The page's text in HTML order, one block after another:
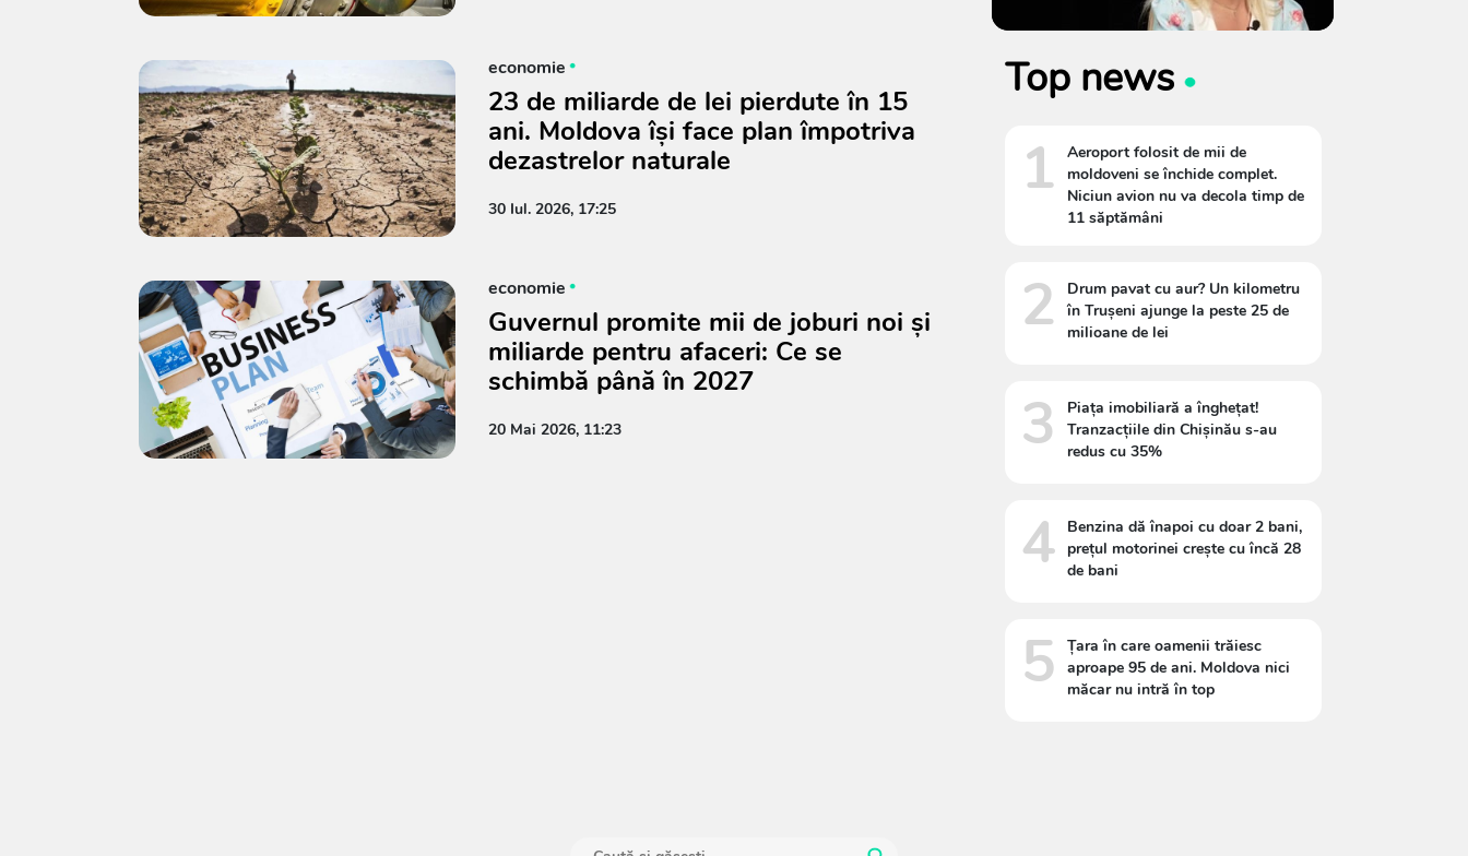
economie
23 de miliarde de lei pierdute în 15
ani. Moldova își face plan împotriva
dezastrelor naturale
30 Iul. 2026, 17:25
economie
Guvernul promite mii de joburi noi și
miliarde pentru afaceri: Ce se
schimbă până în 2027
20 Mai 2026, 11:23
Top news
1
Aeroport folosit de mii de
moldoveni se închide complet.
Niciun avion nu va decola timp de
11 săptămâni
2
Drum pavat cu aur? Un kilometru
în Trușeni ajunge la peste 25 de
milioane de lei
3
Piața imobiliară a înghețat!
Tranzacțiile din Chișinău s-au
redus cu 35%
4
Benzina dă înapoi cu doar 2 bani,
prețul motorinei crește cu încă 28
de bani
5
Țara în care oamenii trăiesc
aproape 95 de ani. Moldova nici
măcar nu intră în top